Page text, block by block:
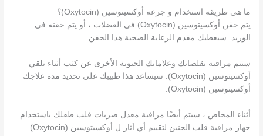
ما هي طريقة استخدام و جرعة أوكسيتوسين (Oxytocin)؟
يتم حقن أوكسيتوسين (Oxytocin) في العضلات ، أو يتم حقنه في
الوريد. سيعطيك مقدم الرعاية الصحية هذا الحقن.
ستتم مراقبة تقلصاتك وعلاماتك الحيوية الأخرى عن كثب أثناء تلقي
أوكسيتوسين (Oxytocin). سيساعد هذا طبيبك على تحديد مدة علاجك
أوكسيتوسين (Oxytocin).
أثناء المخاض ، سيتم أيضًا مراقبة معدل ضربات قلب طفلك باستخدام
جهاز مراقبة قلب الجنين لتقييم أي آثار ل أوكسيتوسين (Oxytocin)